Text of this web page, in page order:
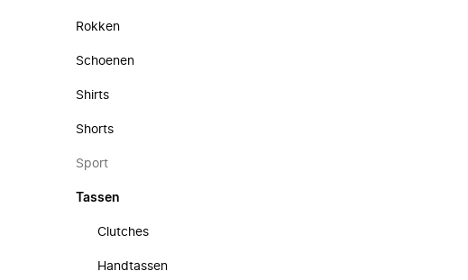
Rokken
Schoenen
Shirts
Shorts
Sport
Tassen
Clutches
Handtassen